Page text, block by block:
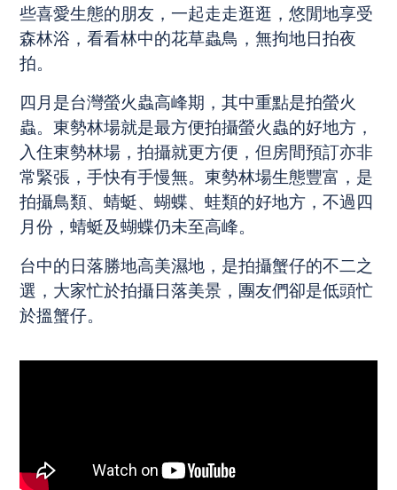
些喜愛生態的朋友，一起走走逛逛，悠閒地享受
森林浴，看看林中的花草蟲鳥，無拘地日拍夜
拍。
四月是台灣螢火蟲高峰期，其中重點是拍螢火
蟲。東勢林場就是最方便拍攝螢火蟲的好地方，
入住東勢林場，拍攝就更方便，但房間預訂亦非
常緊張，手快有手慢無。東勢林場生態豐富，是
拍攝鳥類、蜻蜓、蝴蝶、蛙類的好地方，不過四
月份，蜻蜓及蝴蝶仍未至高峰。
台中的日落勝地高美濕地，是拍攝蟹仔的不二之
選，大家忙於拍攝日落美景，團友們卻是低頭忙
於搵蟹仔。